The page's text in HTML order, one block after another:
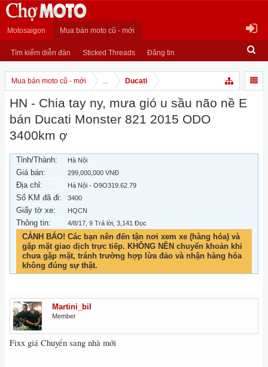
Motosaigon Mua bán moto cũ - mới
Tìm kiếm diễn đàn Sticked Threads Đăng tin
Mua bán moto cũ - mới ... Ducati
HN - Chia tay ny, mưa gió u sầu não nề E
bán Ducati Monster 821 2015 ODO
3400km ợ
Tỉnh/Thành: Hà Nội
Giá bán: 299,000,000 VNĐ
Địa chỉ: Hà Nội - O9O319.62.79
Số KM đã đi: 3400
Giấy tờ xe: HQCN
Thông tin: 4/8/17 , 9 Trả lời, 3,141 Đọc
CẢNH BÁO! Các bạn nên đến tận nơi xem xe (hàng hóa) và
gặp mặt giao dịch trực tiếp. KHÔNG NÊN chuyển khoản khi
chưa gặp mặt, tránh trường hợp lừa đảo và nhận hàng hóa
không đúng sự thật.
Martini_bil
Member
Fixx giá Chuyển sang nhà mới